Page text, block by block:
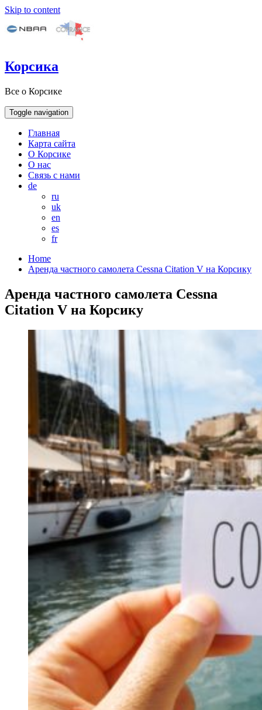
Skip to content
Корсика
Все о Корсике
Toggle navigation
Главная
Карта сайта
О Корсике
О нас
Связь с нами
de
ru
uk
en
es
fr
Home
Аренда частного самолета Cessna Citation V на Корсику
Аренда частного самолета Cessna
Citation V на Корсику